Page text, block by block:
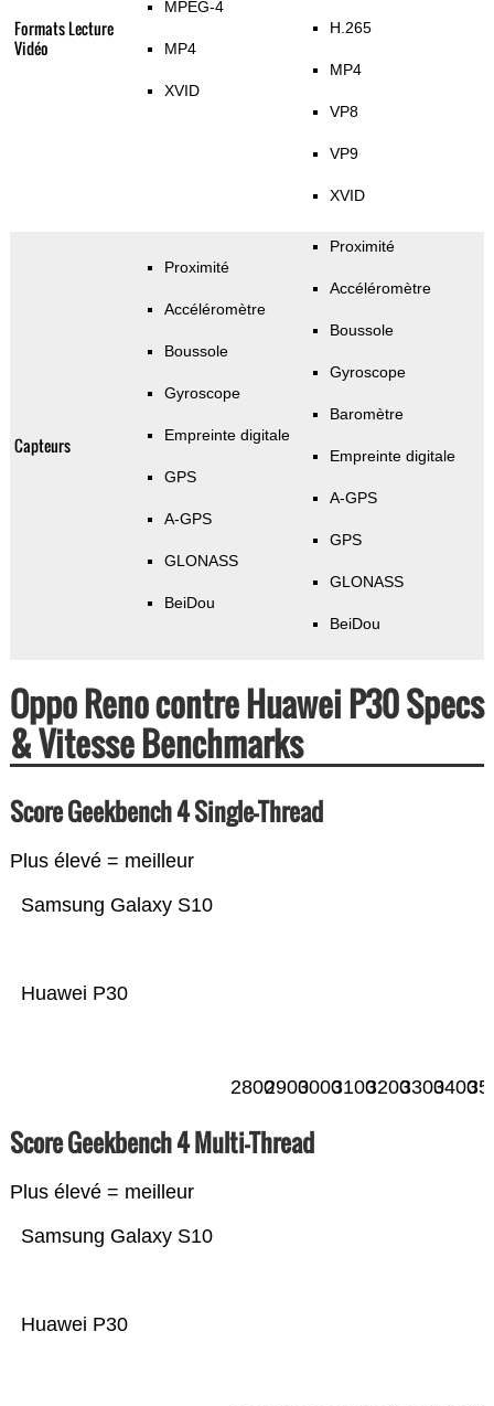
Formats Lecture
Vidéo
MPEG-4
MP4
XVID
H.265
MP4
VP8
VP9
XVID
Capteurs
Proximité
Accéléromètre
Boussole
Gyroscope
Empreinte digitale
GPS
A-GPS
GLONASS
BeiDou
Proximité
Accéléromètre
Boussole
Gyroscope
Baromètre
Empreinte digitale
A-GPS
GPS
GLONASS
BeiDou
Oppo Reno contre Huawei P30 Specs
& Vitesse Benchmarks
Score Geekbench 4 Single-Thread
Plus élevé = meilleur
Huawei P30
Samsung Galaxy S10
2800290030003100320033003400
Score Geekbench 4 Multi-Thread
Plus élevé = meilleur
Huawei P30
Samsung Galaxy S10